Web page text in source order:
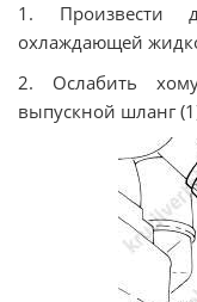
1. Произвести
охлаждающей
2. Ослабить
выпускной шланг